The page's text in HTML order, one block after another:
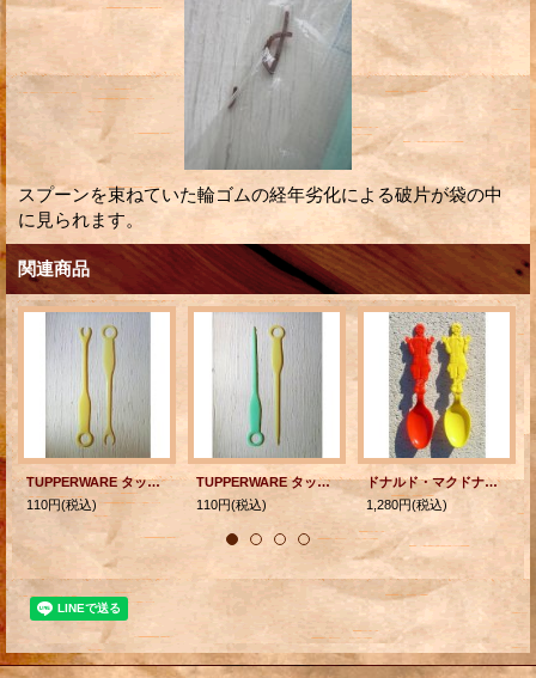
スプーンを束ねていた輪ゴムの経年劣化による破片が袋の中
に見られます。
関連商品
TUPPERWARE タッパーウェア Picks 二股ピック パステルライトイエロー/パステルイエロー 各1本
110円(税込)
TUPPERWARE タッパーウェア "Picks" ピックス/串 パステルグリーン/パステルイエロー 各1個
110円(税込)
ドナルド・マクドナルド Donald McDonald １９８０ プラスチップスプーン 各1本
1,280円(税込)